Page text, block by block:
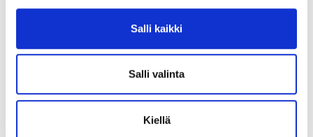
Salli kaikki
Salli valinta
Kiellä